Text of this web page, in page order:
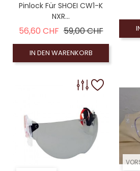
Pinlock Für SHOEI CW1-K
NXR...
56,60 CHF Verkaufspreis
59,00 CHFPreis
IN DEN WARENKORB